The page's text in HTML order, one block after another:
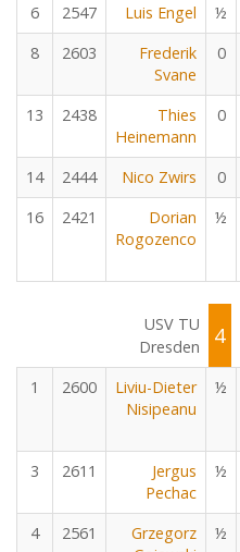
6 2547 Luis Engel ½
8
2603
Frederik
Svane
0
13 2438
Thies
Heinemann
0
14 2444 Nico Zwirs 0
16
2421
Dorian
Rogozenco
½
USV TU
Dresden
4
1 2600
Liviu-Dieter
Nisipeanu
½
3 2611
Jergus
Pechac
½
4 2561
Grzegorz
½